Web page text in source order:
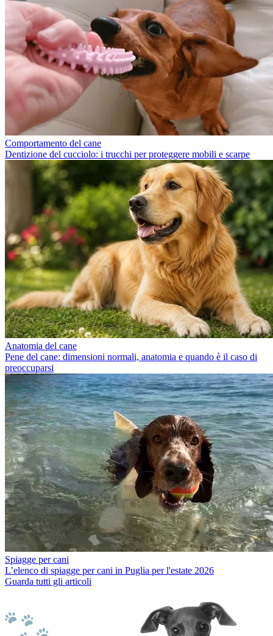
Comportamento del cane
Dentizione del cucciolo: i trucchi per proteggere mobili e scarpe
Anatomia del cane
Pene del cane: dimensioni normali, anatomia e quando è il caso di
preoccuparsi
Spiagge per cani
L’elenco di spiagge per cani in Puglia per l'estate 2026
Guarda tutti gli articoli